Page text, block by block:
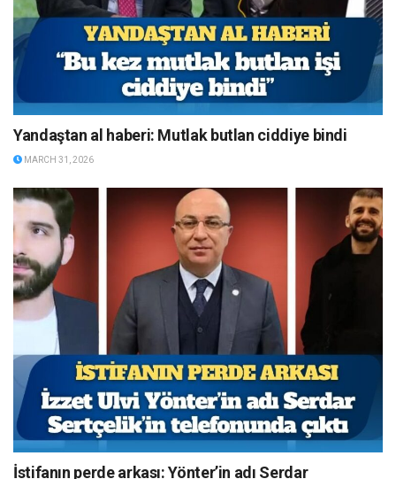
Yandaştan al haberi: Mutlak butlan ciddiye bindi
MARCH 31, 2026
İstifanın perde arkası: Yönter’in adı Serdar